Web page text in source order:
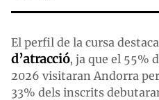
El perfil de la cursa
d’atracció, ja que el 55%
2026 visitaran Andorra
33% dels inscrits